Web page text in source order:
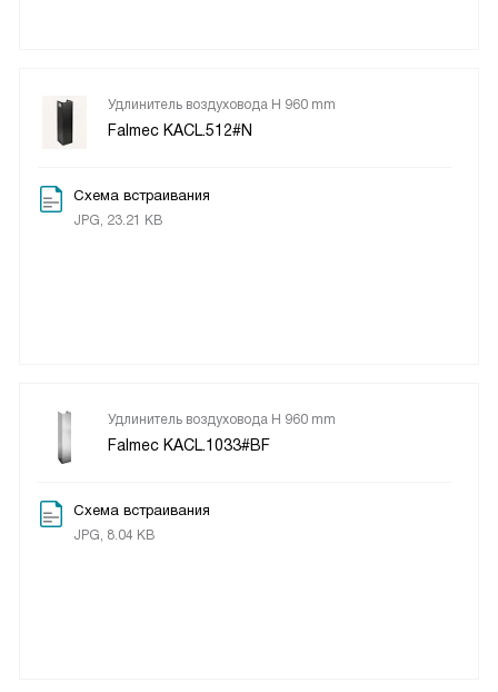
Удлинитель воздуховода H 960 mm
Falmec KACL.512#N
Схема встраивания
JPG, 23.21 KB
Удлинитель воздуховода H 960 mm
Falmec KACL.1033#BF
Схема встраивания
JPG, 8.04 KB